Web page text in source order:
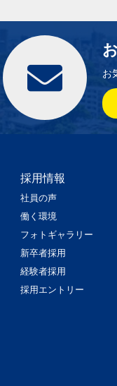
お
採用情報
社員の声
働く環境
フォトギャラリー
新卒者採用
経験者採用
採用エントリー